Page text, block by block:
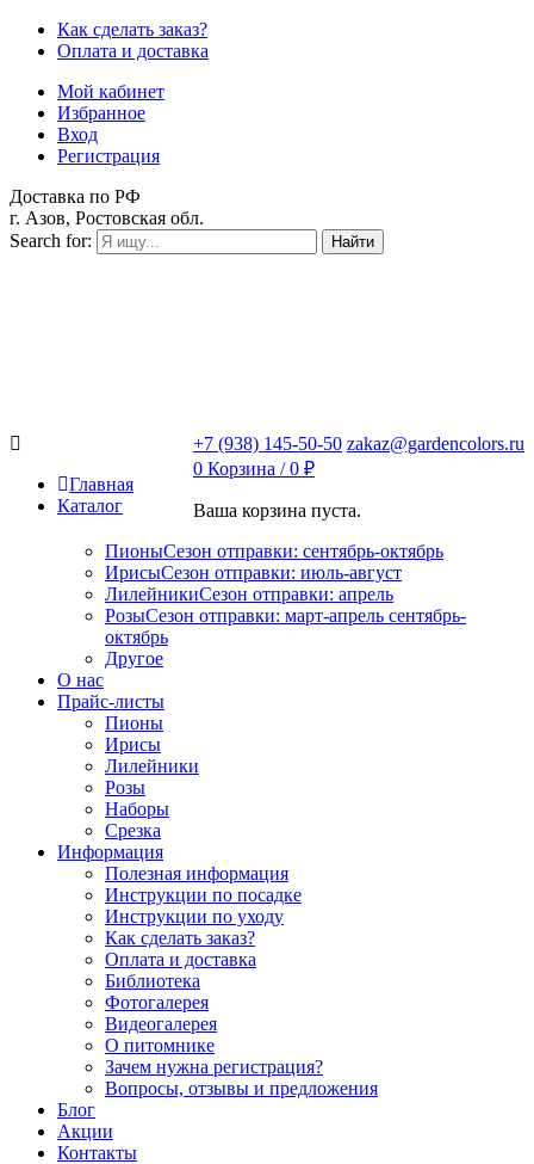
Как сделать заказ?
Оплата и доставка
Мой кабинет
Избранное
Вход
Регистрация
Доставка по РФ
г. Азов, Ростовская обл.
Search for:
Найти
+7 (938) 145-50-50 zakaz@gardencolors.ru
0 Корзина /0 ₽
Ваша корзина пуста.
Главная
Каталог
ПионыСезон отправки: сентябрь-октябрь
ИрисыСезон отправки: июль-август
ЛилейникиСезон отправки: апрель
РозыСезон отправки: март-апрель сентябрь-
октябрь
Другое
О нас
Прайс-листы
Пионы
Ирисы
Лилейники
Розы
Наборы
Срезка
Информация
Полезная информация
Инструкции по посадке
Инструкции по уходу
Как сделать заказ?
Оплата и доставка
Библиотека
Фотогалерея
Видеогалерея
О питомнике
Зачем нужна регистрация?
Вопросы, отзывы и предложения
Блог
Акции
Контакты